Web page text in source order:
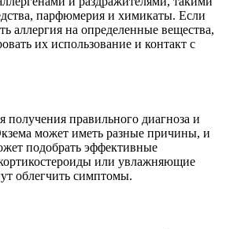
парфюмерия и химикаты. Если
аллергия на определенные вещества,
их использование и контакт с
получения правильного диагноза и
может иметь разные причины, и
подобрать эффективные
или увлажняющие
облегчить симптомы.